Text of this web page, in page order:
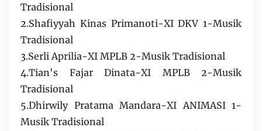
Tradisional
2.Shafiyyah Kinas Primanoti-XI DKV 1-Musik
Tradisional
3.Serli Aprilia-XI MPLB 2-Musik Tradisional
4.Tian's Fajar Dinata-XI MPLB 2-Musik
Tradisional
5.Dhirwily Pratama Mandara-XI ANIMASI 1-
Musik Tradisional